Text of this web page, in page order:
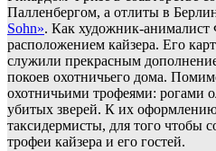
Палленбергом, а отлиты в
Sohn». Как художник-анималист
расположением кайзера. Его
служили прекрасным
покоев охотничьего дома.
охотничьими трофеями: рогами
убитых зверей. К их
таксидермисты, для того чтобы
трофеи кайзера и его гостей.